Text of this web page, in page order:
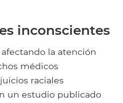
inconscientes
la atención
médicos
raciales
un estudio publicado